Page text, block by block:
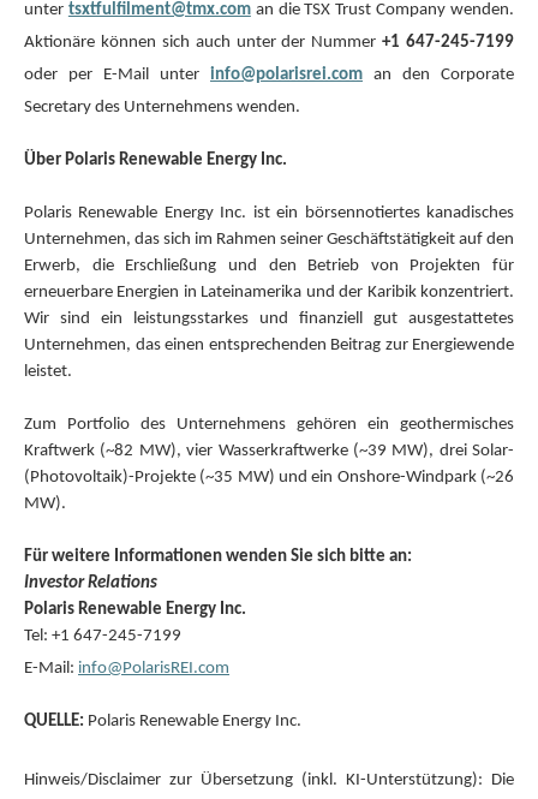
unter tsxtfulfilment@tmx.coman die TSX Trust Company wenden.
Aktionäre können sich auch unter der Nummer+1 647-245-7199
oder per E-Mail unter info@polarisrei.com an den Corporate
Secretary des Unternehmens wenden.
Über Polaris Renewable Energy Inc.
Polaris Renewable Energy Inc. ist ein börsennotiertes kanadisches
Unternehmen, das sich im Rahmen seiner Geschäftstätigkeit auf den
Erwerb, die Erschließung und den Betrieb von Projekten für
erneuerbare Energien in Lateinamerika und der Karibik konzentriert.
Wir sind ein leistungsstarkes und finanziell gut ausgestattetes
Unternehmen, das einen entsprechenden Beitrag zur Energiewende
leistet.
Zum Portfolio des Unternehmens gehören ein geothermisches
Kraftwerk (~82 MW), vier Wasserkraftwerke (~39 MW), drei Solar-
(Photovoltaik)-Projekte (~35 MW) und ein Onshore-Windpark (~26
MW).
Für weitere Informationen wenden Sie sich bitte an:
Investor Relations
Polaris Renewable Energy Inc.
Tel: +1 647-245-7199
E-Mail: info@PolarisREI.com
QUELLE: Polaris Renewable Energy Inc.
Hinweis/Disclaimer zur Übersetzung (inkl. KI-Unterstützung): Die